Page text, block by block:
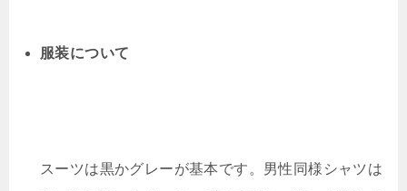
服装について
スーツは黒かグレーが基本です。男性同様シャツは